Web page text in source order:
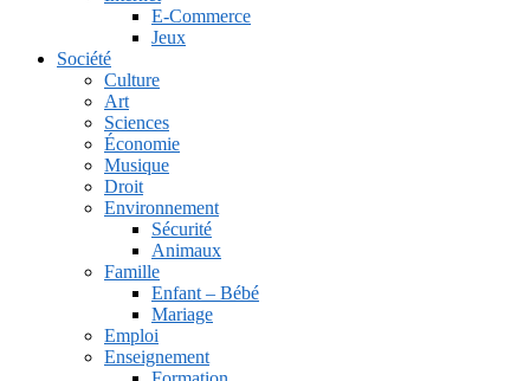
E-Commerce
Jeux
Société
Culture
Art
Sciences
Économie
Musique
Droit
Environnement
Sécurité
Animaux
Famille
Enfant – Bébé
Mariage
Emploi
Enseignement